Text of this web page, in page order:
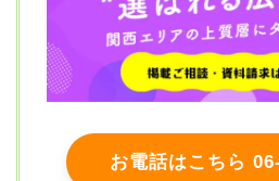
お電話はこちら